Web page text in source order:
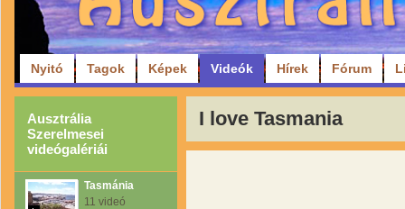
Nyitó Tagok Képek Videók Hírek Fórum
Ausztrália
Szerelmesei
videógalériái
Tasmánia
11 videó
I love Tasmania